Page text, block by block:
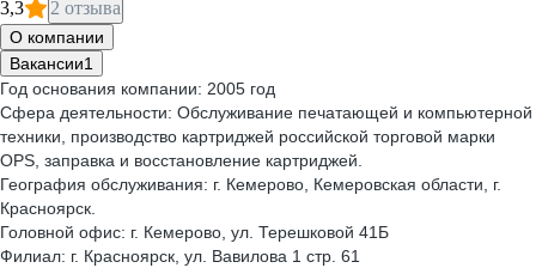
3,3 2 отзыва
О компании
Вакансии1
Год основания компании: 2005 год
Сфера деятельности: Обслуживание печатающей и компьютерной
техники, производство картриджей российской торговой марки
OPS, заправка и восстановление картриджей.
География обслуживания: г. Кемерово, Кемеровская области, г.
Красноярск.
Головной офис: г. Кемерово, ул. Терешковой 41Б
Филиал: г. Красноярск, ул. Вавилова 1 стр. 61